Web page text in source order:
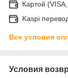
Картой
Kaspi
Все условия
Условия